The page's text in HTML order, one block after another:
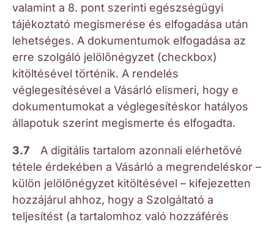
valamint a 8. pont szerinti egészségügyi
tájékoztató megismerése és elfogadása után
lehetséges. A dokumentumok elfogadása az
erre szolgáló jelölőnégyzet (checkbox)
kitöltésével történik. A rendelés
véglegesítésével a Vásárló elismeri, hogy e
dokumentumokat a véglegesítéskor hatályos
állapotuk szerint megismerte és elfogadta.
3.7 A digitális tartalom azonnali elérhetővé
tétele érdekében a Vásárló a megrendeléskor –
külön jelölőnégyzet kitöltésével – kifejezetten
hozzájárul ahhoz, hogy a Szolgáltató a
teljesítést (a tartalomhoz való hozzáférés